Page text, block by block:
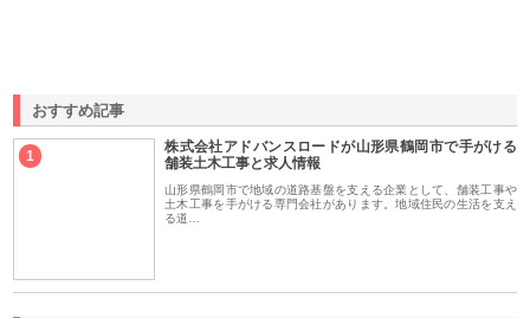
おすすめ記事
1
株式会社アドバンスロードが山形県鶴岡市で手がける
舗装土木工事と求人情報
山形県鶴岡市で地域の道路基盤を支える企業として、舗装工事や
土木工事を手がける専門会社があります。地域住民の生活を支え
る道…